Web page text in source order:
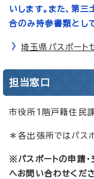
いします。また、第
合のみ持参書類とし
埼玉県パスポート
担当窓口
市役所1階戸籍住民
＊各出張所ではパス
※パスポートの申請
へお問い合わせくださ